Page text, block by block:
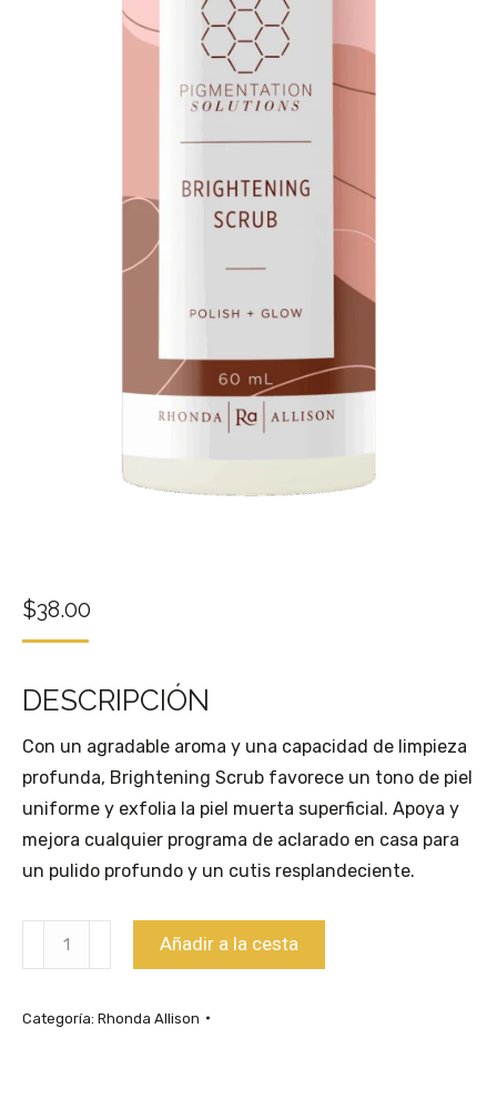
$38.00
DESCRIPCIÓN
Con un agradable aroma y una capacidad de limpieza
profunda, Brightening Scrub favorece un tono de piel
uniforme y exfolia la piel muerta superficial. Apoya y
mejora cualquier programa de aclarado en casa para
un pulido profundo y un cutis resplandeciente.
Cantidad
Brightening
60ml
Añadir a la cesta
Categoría: Rhonda Allison